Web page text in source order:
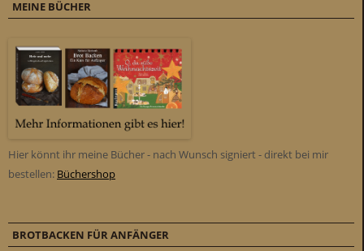
MEINE BÜCHER
Hier könnt ihr meine Bücher - nach Wunsch signiert - direkt bei mir
bestellen: Büchershop
BROTBACKEN FÜR ANFÄNGER